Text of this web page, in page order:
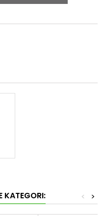
KATEGORI: >
<